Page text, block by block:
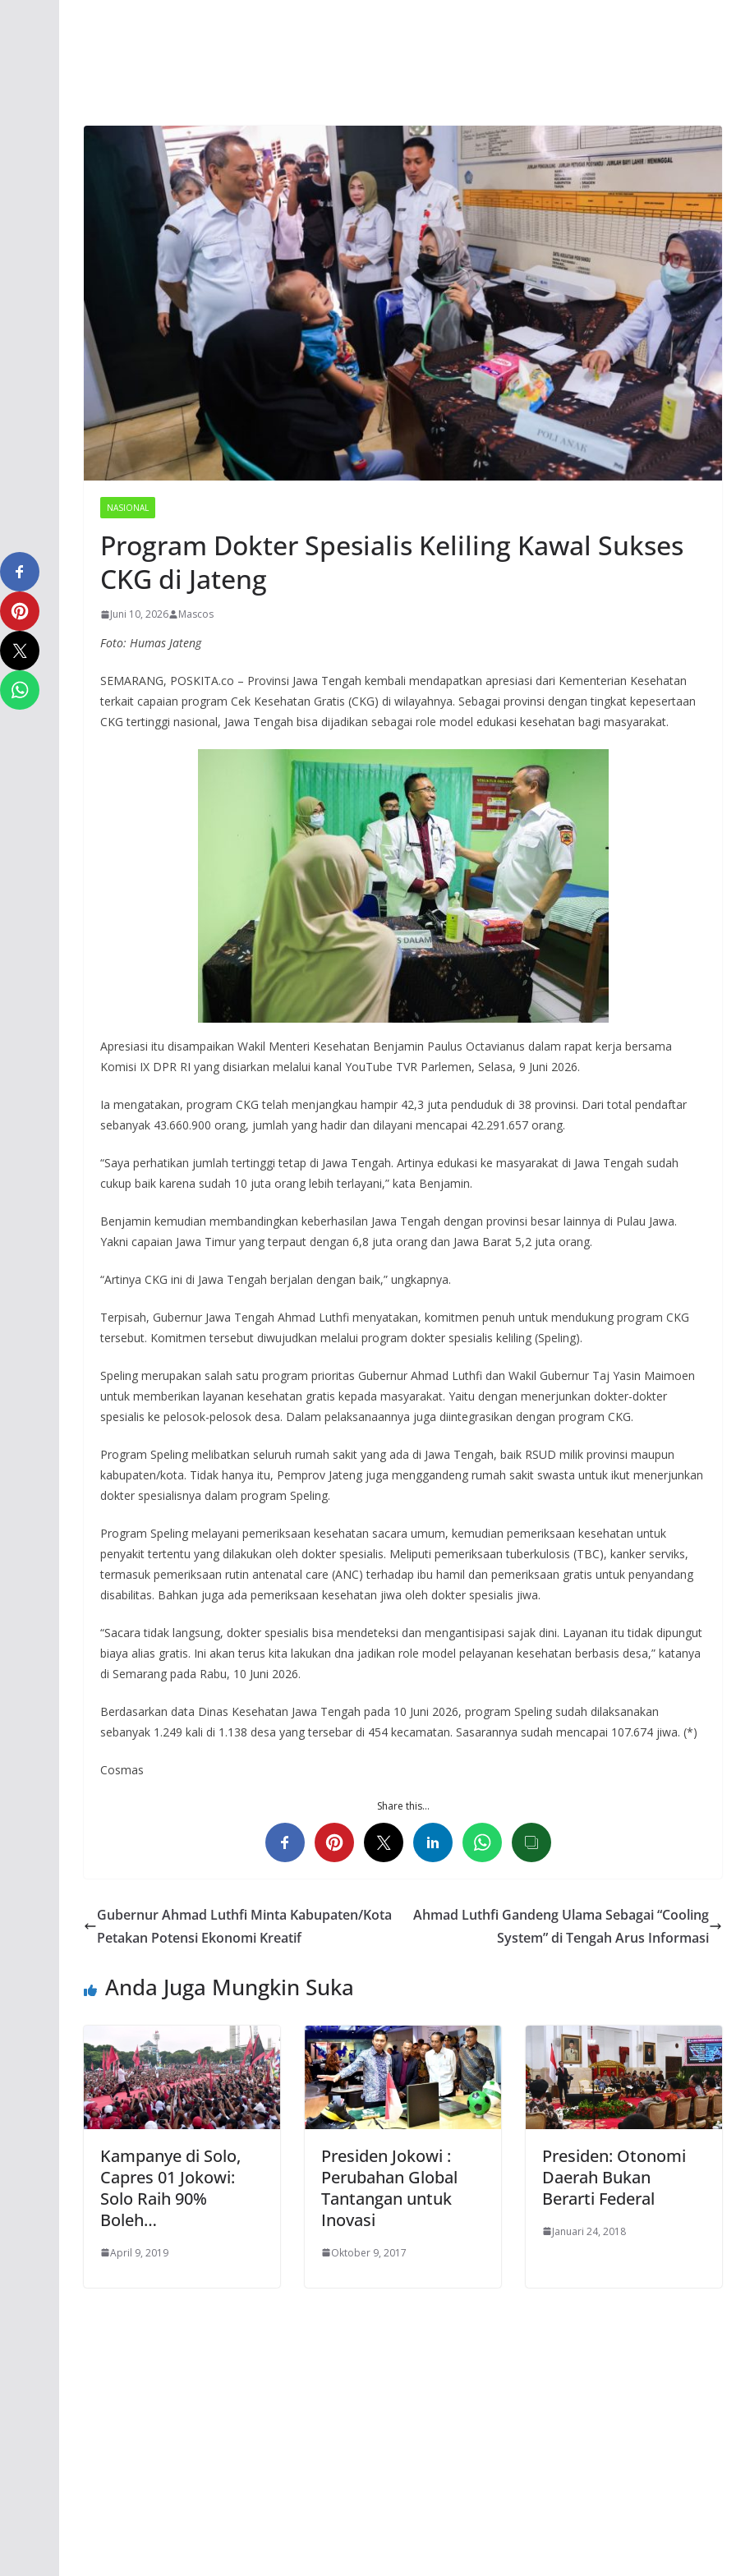
NASIONAL
Program Dokter Spesialis Keliling Kawal Sukses
CKG di Jateng
Juni 10, 2026 Mascos
Foto: Humas Jateng
SEMARANG, POSKITA.co – Provinsi Jawa Tengah kembali mendapatkan apresiasi dari Kementerian Kesehatan
terkait capaian program Cek Kesehatan Gratis (CKG) di wilayahnya. Sebagai provinsi dengan tingkat kepesertaan
CKG tertinggi nasional, Jawa Tengah bisa dijadikan sebagai role model edukasi kesehatan bagi masyarakat.
Apresiasi itu disampaikan Wakil Menteri Kesehatan Benjamin Paulus Octavianus dalam rapat kerja bersama
Komisi IX DPR RI yang disiarkan melalui kanal YouTube TVR Parlemen, Selasa, 9 Juni 2026.
Ia mengatakan, program CKG telah menjangkau hampir 42,3 juta penduduk di 38 provinsi. Dari total pendaftar
sebanyak 43.660.900 orang, jumlah yang hadir dan dilayani mencapai 42.291.657 orang.
“Saya perhatikan jumlah tertinggi tetap di Jawa Tengah. Artinya edukasi ke masyarakat di Jawa Tengah sudah
cukup baik karena sudah 10 juta orang lebih terlayani,” kata Benjamin.
Benjamin kemudian membandingkan keberhasilan Jawa Tengah dengan provinsi besar lainnya di Pulau Jawa.
Yakni capaian Jawa Timur yang terpaut dengan 6,8 juta orang dan Jawa Barat 5,2 juta orang.
“Artinya CKG ini di Jawa Tengah berjalan dengan baik,” ungkapnya.
Terpisah, Gubernur Jawa Tengah Ahmad Luthfi menyatakan, komitmen penuh untuk mendukung program CKG
tersebut. Komitmen tersebut diwujudkan melalui program dokter spesialis keliling (Speling).
Speling merupakan salah satu program prioritas Gubernur Ahmad Luthfi dan Wakil Gubernur Taj Yasin Maimoen
untuk memberikan layanan kesehatan gratis kepada masyarakat. Yaitu dengan menerjunkan dokter-dokter
spesialis ke pelosok-pelosok desa. Dalam pelaksanaannya juga diintegrasikan dengan program CKG.
Program Speling melibatkan seluruh rumah sakit yang ada di Jawa Tengah, baik RSUD milik provinsi maupun
kabupaten/kota. Tidak hanya itu, Pemprov Jateng juga menggandeng rumah sakit swasta untuk ikut menerjunkan
dokter spesialisnya dalam program Speling.
Program Speling melayani pemeriksaan kesehatan sacara umum, kemudian pemeriksaan kesehatan untuk
penyakit tertentu yang dilakukan oleh dokter spesialis. Meliputi pemeriksaan tuberkulosis (TBC), kanker serviks,
termasuk pemeriksaan rutin antenatal care (ANC) terhadap ibu hamil dan pemeriksaan gratis untuk penyandang
disabilitas. Bahkan juga ada pemeriksaan kesehatan jiwa oleh dokter spesialis jiwa.
“Sacara tidak langsung, dokter spesialis bisa mendeteksi dan mengantisipasi sajak dini. Layanan itu tidak dipungut
biaya alias gratis. Ini akan terus kita lakukan dna jadikan role model pelayanan kesehatan berbasis desa,” katanya
di Semarang pada Rabu, 10 Juni 2026.
Berdasarkan data Dinas Kesehatan Jawa Tengah pada 10 Juni 2026, program Speling sudah dilaksanakan
sebanyak 1.249 kali di 1.138 desa yang tersebar di 454 kecamatan. Sasarannya sudah mencapai 107.674 jiwa. (*)
Cosmas
Share this…
Gubernur Ahmad Luthfi Minta Kabupaten/Kota
Petakan Potensi Ekonomi Kreatif
Ahmad Luthfi Gandeng Ulama Sebagai “Cooling
System” di Tengah Arus Informasi
Anda Juga Mungkin Suka
Kampanye di Solo,
Capres 01 Jokowi:
Solo Raih 90%
Boleh…
April 9, 2019
Presiden Jokowi :
Perubahan Global
Tantangan untuk
Inovasi
Oktober 9, 2017
Presiden: Otonomi
Daerah Bukan
Berarti Federal
Januari 24, 2018